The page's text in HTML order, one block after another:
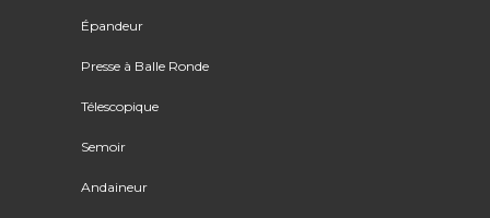
Épandeur
Presse à Balle Ronde
Télescopique
Semoir
Andaineur